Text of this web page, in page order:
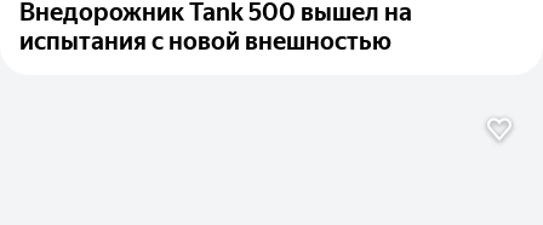
Внедорожник Tank 500 вышел на
испытания с новой внешностью